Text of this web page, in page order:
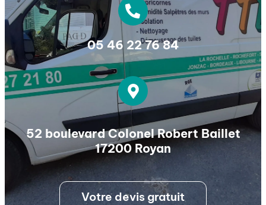
05 46 22 76 84
52 boulevard Colonel Robert Baillet
17200 Royan
Votre devis gratuit